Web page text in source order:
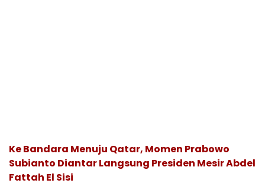
Ke Bandara Menuju Qatar, Momen Prabowo
Subianto Diantar Langsung Presiden Mesir Abdel
Fattah El Sisi